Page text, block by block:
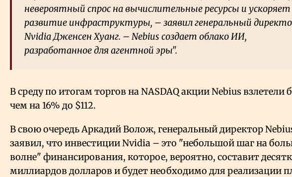
невероятный спрос на вычислительные ресурсы и ускоряет
развитие инфраструктуры, – заявил генеральный
Nvidia Дженсен Хуанг. – Nebius создает облако ИИ,
разработанное для агентной эры".
В среду по итогам торгов на NASDAQ акции Nebius взлетели
чем на 16% до $112.
В свою очередь Аркадий Волож, генеральный директор
заявил, что инвестиции Nvidia – это "небольшой шаг на
волне" финансирования, которое, вероятно, составит
миллиардов долларов и будет необходимо для реализации